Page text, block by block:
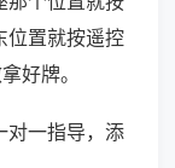
位置就按遥控
好牌。
对一指导，添